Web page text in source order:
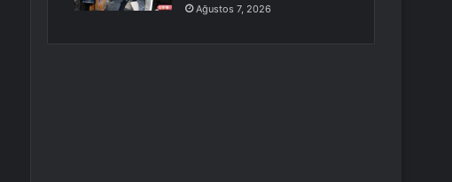
Ağustos 7, 2026